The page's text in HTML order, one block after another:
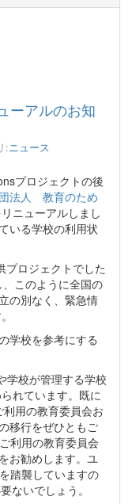
ーアルのお知
:ニュース
プロジェクトの後
法人 教育のため
ニューアルしまし
いる学校の利用状
プロジェクトでした
このように全国の
の別なく、緊急情
学校を参考にする
学校が管理する学校
れています。既に
用の教育委員会お
移行をぜひともご
利用の教育委員会
お勧めします。ユ
踏襲していますの
ないでしょう。